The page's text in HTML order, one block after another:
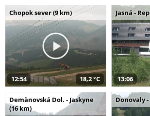
Chopok sever (9 km)
12:54 18,2 °C
Jasná -
13:06
Demänovská Dol. - Jaskyne
(16 km)
Donovaly